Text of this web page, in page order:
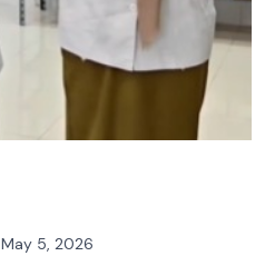
May 5, 2026